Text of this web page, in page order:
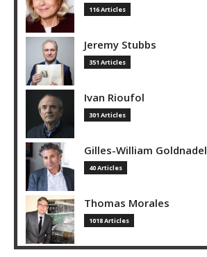
116 Articles
Jeremy Stubbs
351 Articles
Ivan Rioufol
301 Articles
Gilles-William Goldnadel
40 Articles
Thomas Morales
1018 Articles